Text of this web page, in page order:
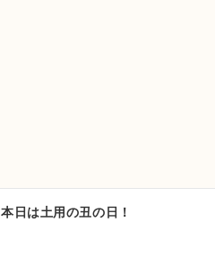
本日は土用の丑の日！